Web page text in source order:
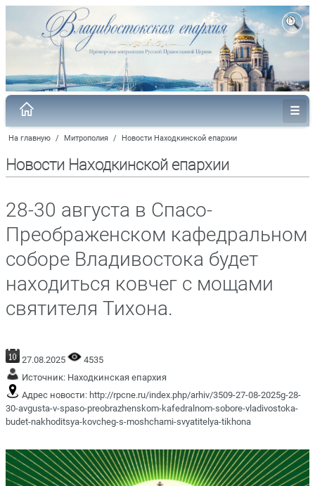
На главную / Митрополия / Новости Находкинской епархии
Новости Находкинской епархии
28-30 августа в Спасо-
Преображенском кафедральном
соборе Владивостока будет
находиться ковчег с мощами
святителя Тихона.
27.08.2025
4535
Источник: Находкинская епархия
Адрес новости: http://rpcne.ru/index.php/arhiv/3509-27-08-2025g-28-
30-avgusta-v-spaso-preobrazhenskom-kafedralnom-sobore-vladivostoka-
budet-nakhoditsya-kovcheg-s-moshchami-svyatitelya-tikhona